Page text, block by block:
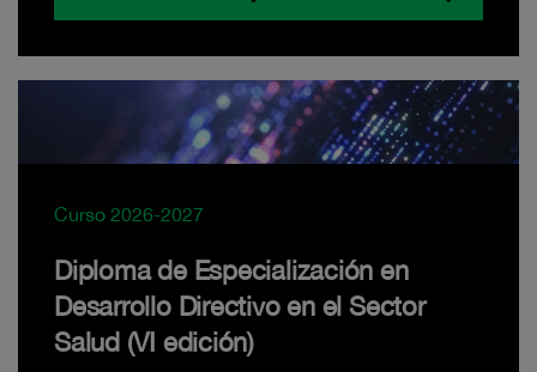
Curso 2026-2027
Diploma de Especialización en
Desarrollo Directivo en el Sector
Salud (VI edición)